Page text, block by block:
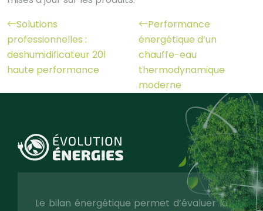
Solutions
professionnelles :
deshumidificateur 20l
haute performance
Performance
énergétique d’un
chauffe-eau
thermodynamique
moderne
Le bilan énergétique permet d’évaluer la